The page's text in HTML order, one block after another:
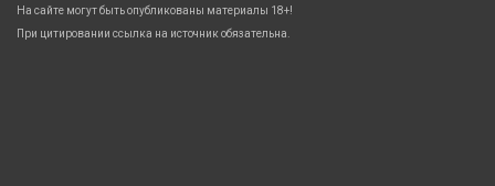
На сайте могут быть опубликованы материалы 18+!
При цитировании ссылка на источник обязательна.